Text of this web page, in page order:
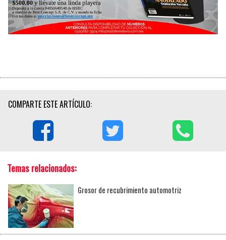
COMPARTE ESTE ARTÍCULO:
Temas relacionados:
Grosor de recubrimiento automotriz